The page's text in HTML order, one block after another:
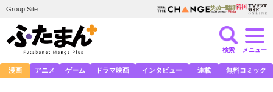
Group Site
検索 メニュー
漫画 アニメ ゲーム ドラマ映画 インタビュー 連載 無料コミック